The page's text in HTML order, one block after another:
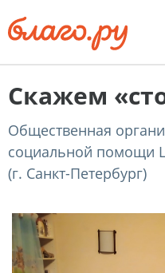
Скажем
Общественная
социальной помощи
(г. Санкт-Петербург)